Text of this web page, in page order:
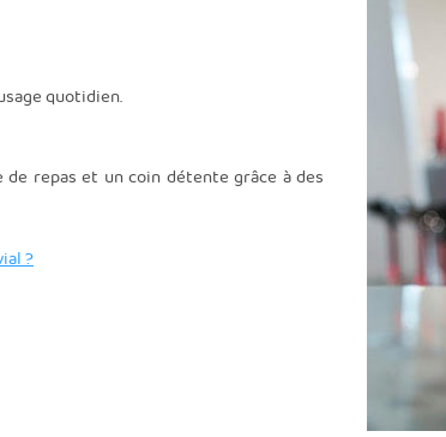
quotidien.
repas et un coin détente grâce à des
?